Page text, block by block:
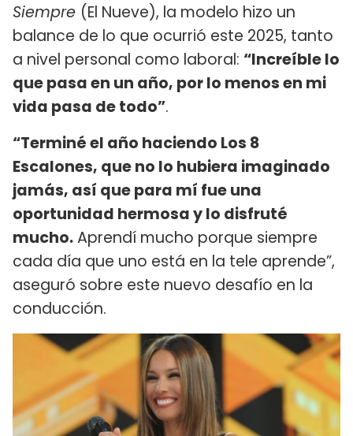
Siempre (El Nueve), la modelo hizo un
balance de lo que ocurrió este 2025, tanto
a nivel personal como laboral: “Increíble lo
que pasa en un año, por lo menos en mi
vida pasa de todo”.
“Terminé el año haciendo Los 8
Escalones, que no lo hubiera imaginado
jamás, así que para mí fue una
oportunidad hermosa y lo disfruté
mucho.Aprendí mucho porque siempre
cada día que uno está en la tele aprende”,
aseguró sobre este nuevo desafío en la
conducción.